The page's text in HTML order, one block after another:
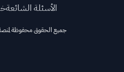
الأسئلة الشائعة
جميع الحقوق محفوظة